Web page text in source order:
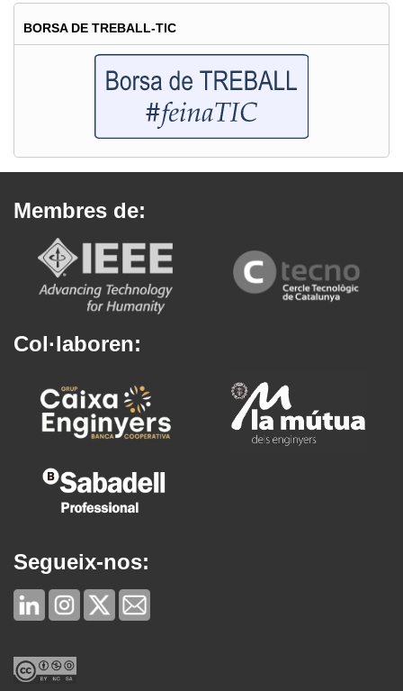
BORSA DE TREBALL-TIC
Membres de:
Col·laboren:
Segueix-nos: